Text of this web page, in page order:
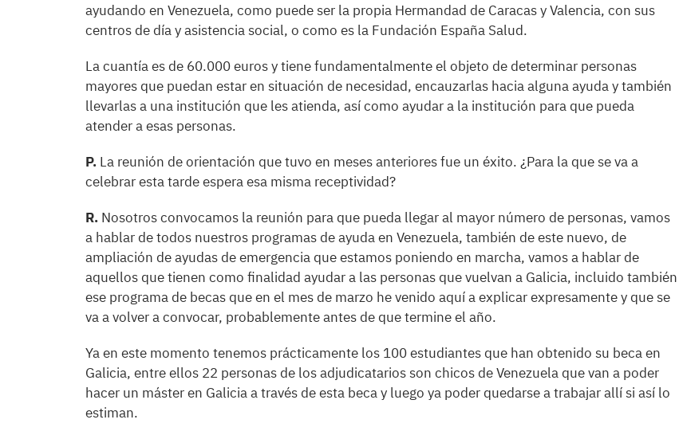
ayudando en Venezuela, como puede ser la propia Hermandad de Caracas y Valencia, con sus
centros de día y asistencia social, o como es la Fundación España Salud.
La cuantía es de 60.000 euros y tiene fundamentalmente el objeto de determinar personas
mayores que puedan estar en situación de necesidad, encauzarlas hacia alguna ayuda y también
llevarlas a una institución que les atienda, así como ayudar a la institución para que pueda
atender a esas personas.
P. La reunión de orientación que tuvo en meses anteriores fue un éxito. ¿Para la que se va a
celebrar esta tarde espera esa misma receptividad?
R. Nosotros convocamos la reunión para que pueda llegar al mayor número de personas, vamos
a hablar de todos nuestros programas de ayuda en Venezuela, también de este nuevo, de
ampliación de ayudas de emergencia que estamos poniendo en marcha, vamos a hablar de
aquellos que tienen como finalidad ayudar a las personas que vuelvan a Galicia, incluido también
ese programa de becas que en el mes de marzo he venido aquí a explicar expresamente y que se
va a volver a convocar, probablemente antes de que termine el año.
Ya en este momento tenemos prácticamente los 100 estudiantes que han obtenido su beca en
Galicia, entre ellos 22 personas de los adjudicatarios son chicos de Venezuela que van a poder
hacer un máster en Galicia a través de esta beca y luego ya poder quedarse a trabajar allí si así lo
estiman.